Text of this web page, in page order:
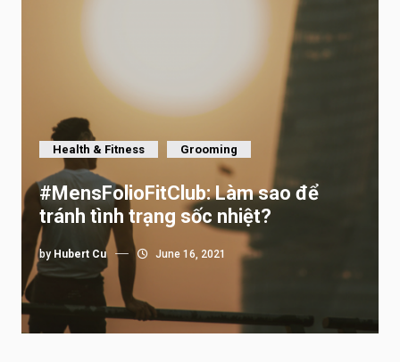
Health & Fitness Grooming
#MensFolioFitClub: Làm sao để
tránh tình trạng sốc nhiệt?
by Hubert Cu June 16, 2021